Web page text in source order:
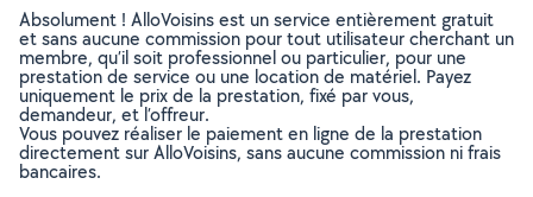
Absolument ! AlloVoisins est un service entièrement gratuit
et sans aucune commission pour tout utilisateur cherchant un
membre, qu’il soit professionnel ou particulier, pour une
prestation de service ou une location de matériel. Payez
uniquement le prix de la prestation, fixé par vous,
demandeur, et l’offreur.
Vous pouvez réaliser le paiement en ligne de la prestation
directement sur AlloVoisins, sans aucune commission ni frais
bancaires.